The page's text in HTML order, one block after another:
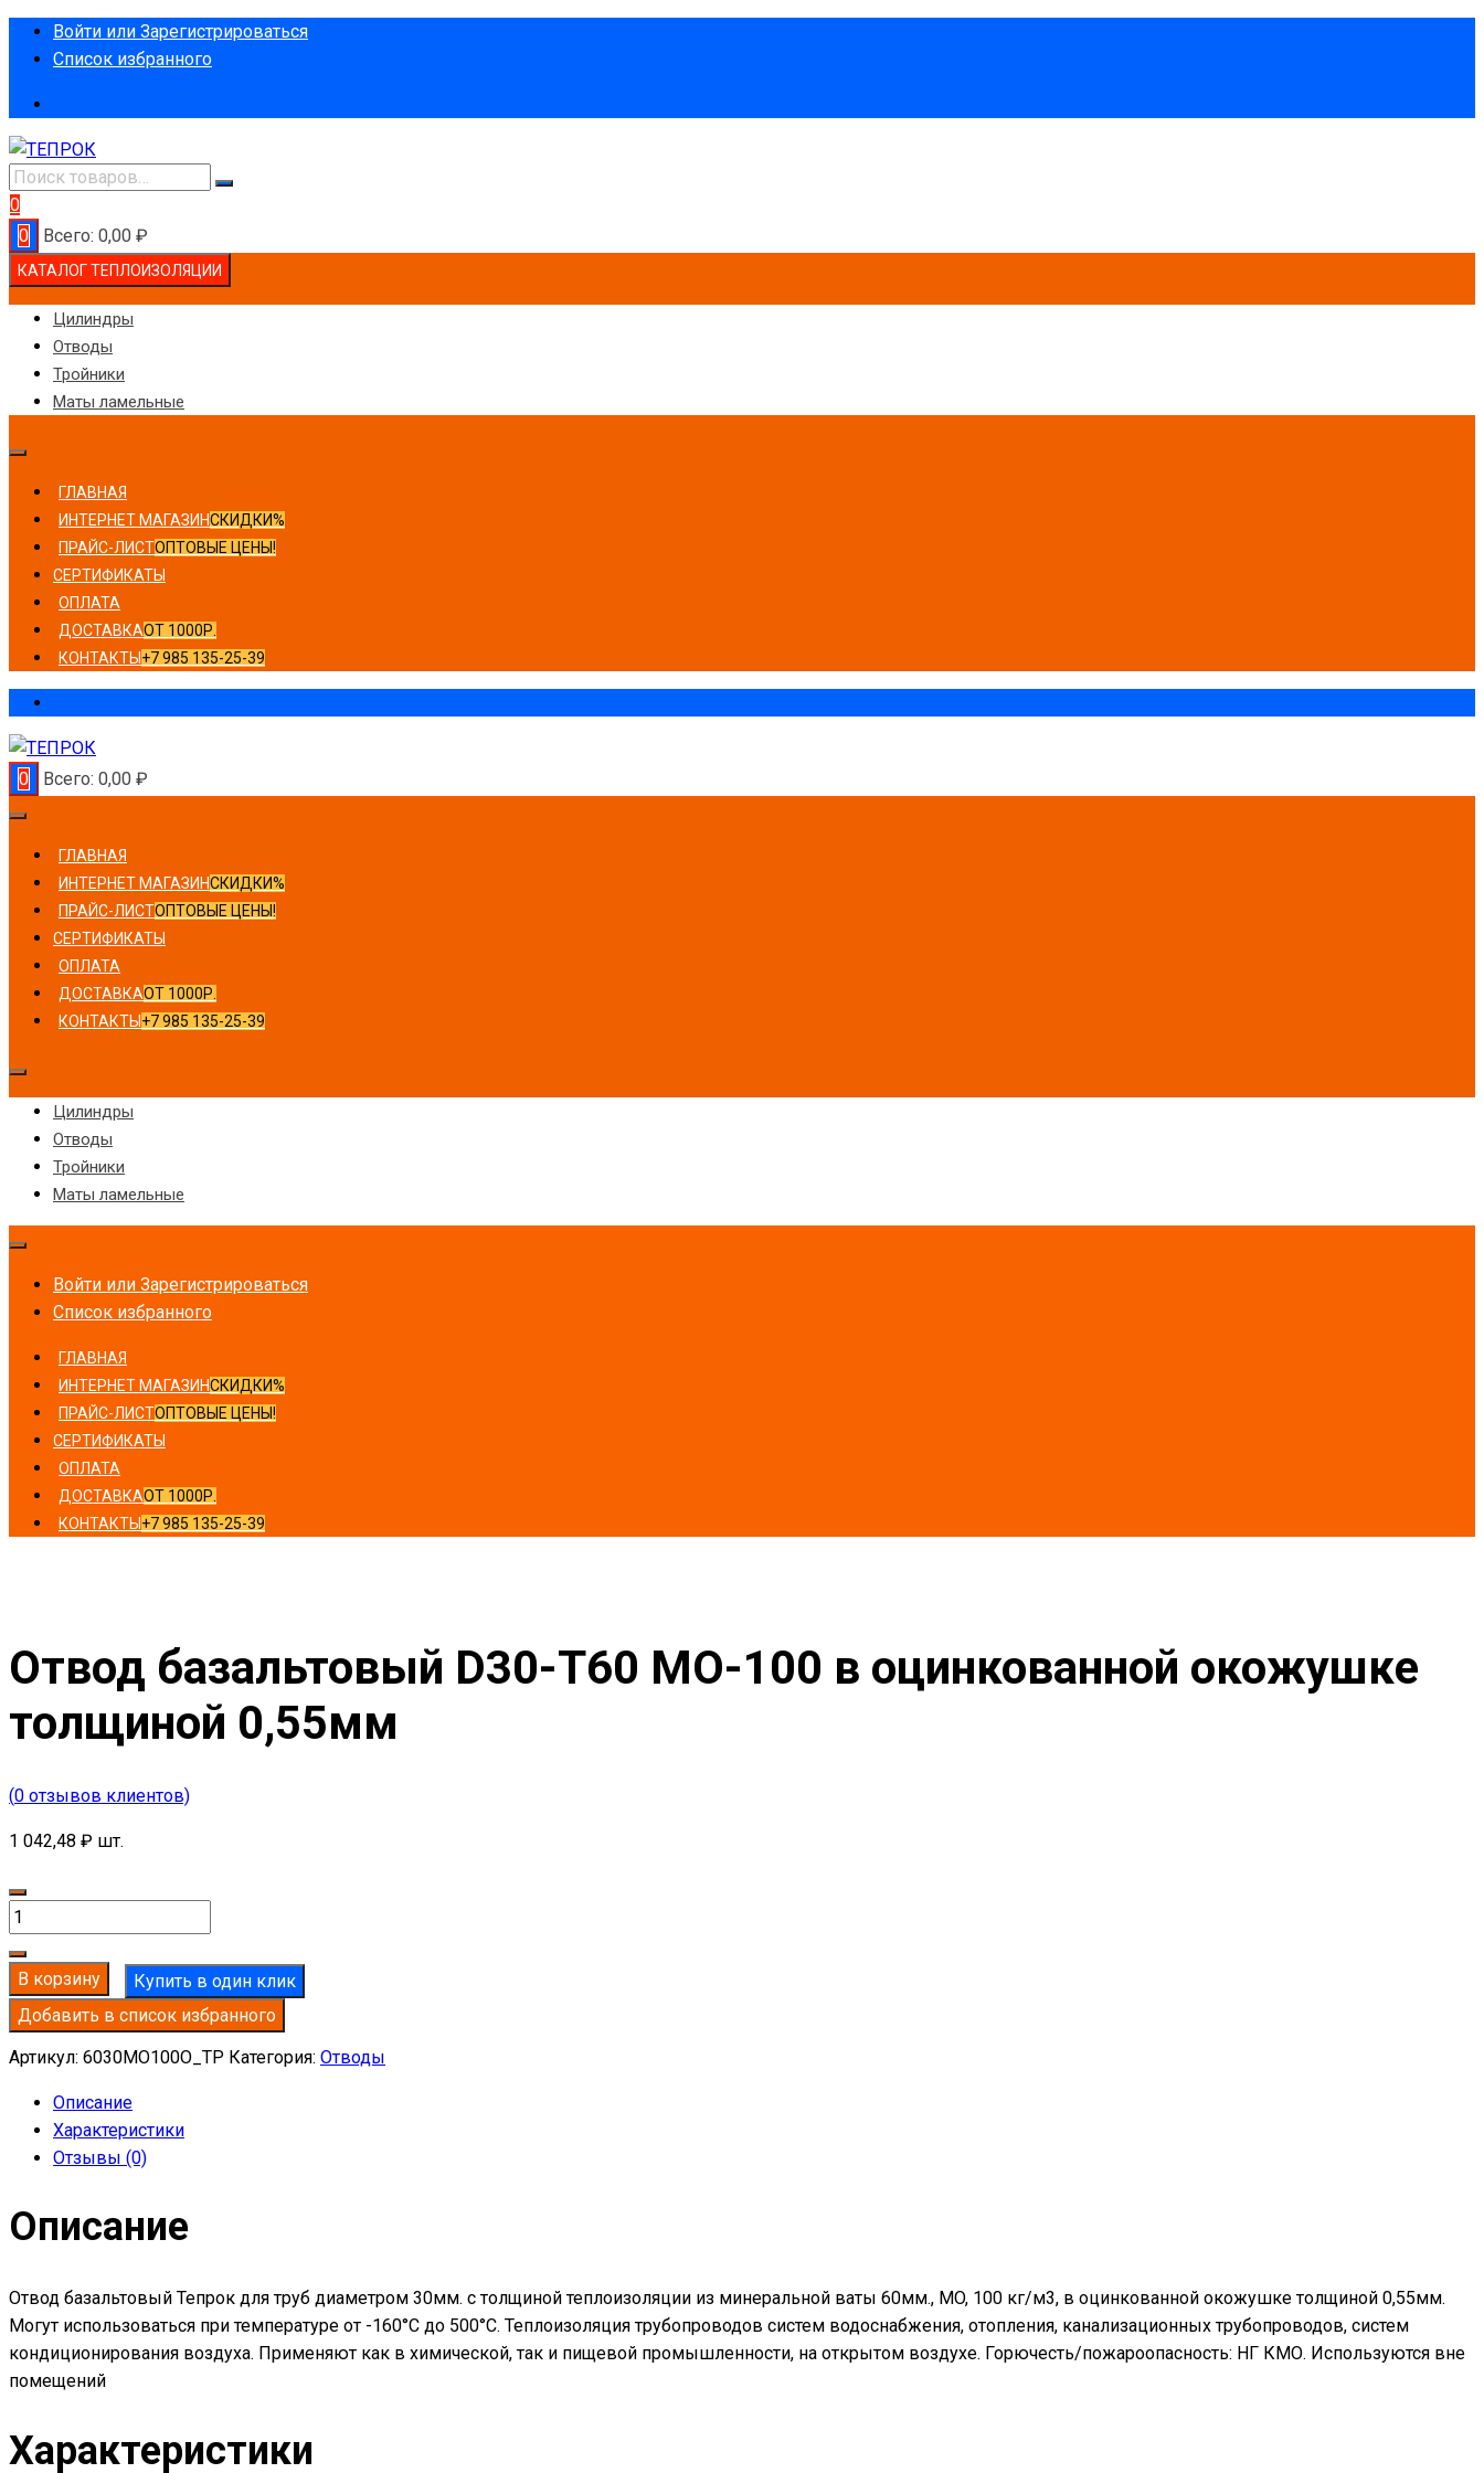
ПерейтиВойти или Зарегистрироваться
Список избранного
0
0
Всего: 0,00 ₽
КАТАЛОГ ТЕПЛОИЗОЛЯЦИИ
Цилиндры
Отводы
Тройники
Маты ламельные
ГЛАВНАЯ
ИНТЕРНЕТ МАГАЗИНСКИДКИ%
ПРАЙС-ЛИСТОПТОВЫЕ ЦЕНЫ!
СЕРТИФИКАТЫ
ОПЛАТА
ДОСТАВКАОТ 1000Р.
КОНТАКТЫ +7 985 135-25-39
0 Всего: 0,00 ₽
ГЛАВНАЯ
ИНТЕРНЕТ МАГАЗИНСКИДКИ%
ПРАЙС-ЛИСТОПТОВЫЕ ЦЕНЫ!
СЕРТИФИКАТЫ
ОПЛАТА
ДОСТАВКАОТ 1000Р.
КОНТАКТЫ +7 985 135-25-39
Цилиндры
Отводы
Тройники
Маты ламельные
Войти или Зарегистрироваться
Список избранного
ГЛАВНАЯ
ИНТЕРНЕТ МАГАЗИНСКИДКИ%
ПРАЙС-ЛИСТОПТОВЫЕ ЦЕНЫ!
СЕРТИФИКАТЫ
ОПЛАТА
ДОСТАВКАОТ 1000Р.
КОНТАКТЫ +7 985 135-25-39
Отвод базальтовый D30-T60 MO-100 в оцинкованной окожушке
толщиной 0,55мм
(0 отзывов клиентов)
1 042,48 ₽ шт.
Количество
товара
Отвод
базальтовый
D30-
T60
100
оцинкованной
толщиной
0,55мм
В корзину
Купить в один клик
Добавить в список избранного
Артикул: 6030MO100O_TP Категория: Отводы
Описание
Характеристики
Отзывы (0)
Описание
Отвод базальтовый Тепрок для труб диаметром 30мм. с толщиной теплоизоляции из минеральной ваты 60мм., MO, 100 кг/м3, в оцинкованной окожушке толщиной 0,55мм.
Могут использоваться при температуре от -160°С до 500°С. Теплоизоляция трубопроводов систем водоснабжения, отопления, канализационных трубопроводов, систем
кондиционирования воздуха. Применяют как в химической, так и пищевой промышленности, на открытом воздухе. Горючесть/пожароопасность: НГ КМО. Используются вне
помещений
Характеристики